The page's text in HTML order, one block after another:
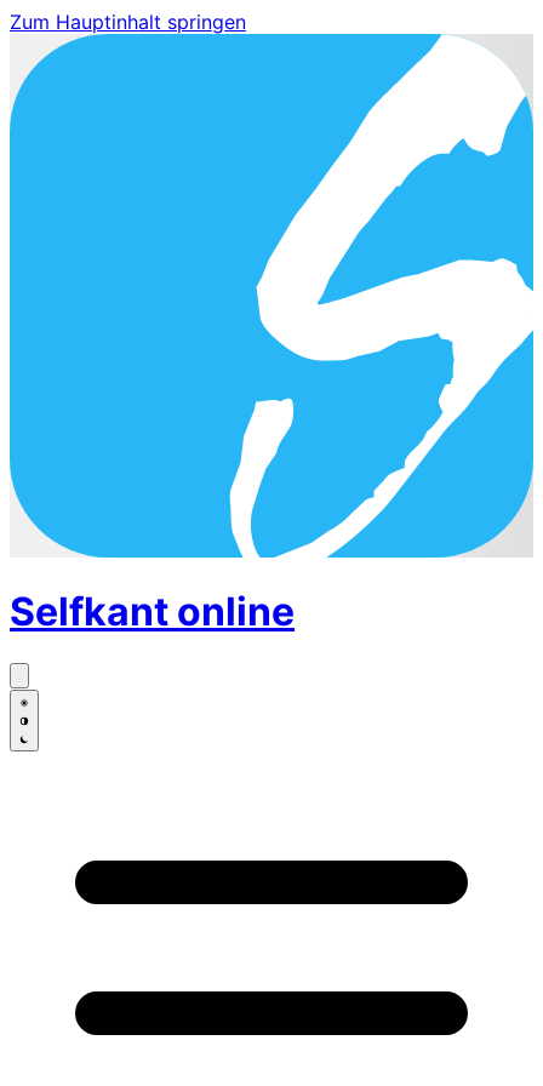
Zum Hauptinhalt springen
Selfkant online